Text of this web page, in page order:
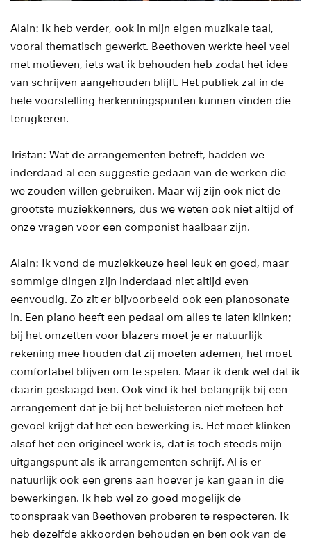
Alain: Ik heb verder, ook in mijn eigen muzikale taal,
vooral thematisch gewerkt. Beethoven werkte heel veel
met motieven, iets wat ik behouden heb zodat het idee
van schrijven aangehouden blijft. Het publiek zal in de
hele voorstelling herkenningspunten kunnen vinden die
terugkeren.
Tristan: Wat de arrangementen betreft, hadden we
inderdaad al een suggestie gedaan van de werken die
we zouden willen gebruiken. Maar wij zijn ook niet de
grootste muziekkenners, dus we weten ook niet altijd of
onze vragen voor een componist haalbaar zijn.
Alain: Ik vond de muziekkeuze heel leuk en goed, maar
sommige dingen zijn inderdaad niet altijd even
eenvoudig. Zo zit er bijvoorbeeld ook een pianosonate
in. Een piano heeft een pedaal om alles te laten klinken;
bij het omzetten voor blazers moet je er natuurlijk
rekening mee houden dat zij moeten ademen, het moet
comfortabel blijven om te spelen. Maar ik denk wel dat ik
daarin geslaagd ben. Ook vind ik het belangrijk bij een
arrangement dat je bij het beluisteren niet meteen het
gevoel krijgt dat het een bewerking is. Het moet klinken
alsof het een origineel werk is, dat is toch steeds mijn
uitgangspunt als ik arrangementen schrijf. Al is er
natuurlijk ook een grens aan hoever je kan gaan in die
bewerkingen. Ik heb wel zo goed mogelijk de
toonspraak van Beethoven proberen te respecteren. Ik
heb dezelfde akkoorden behouden en ben ook van de